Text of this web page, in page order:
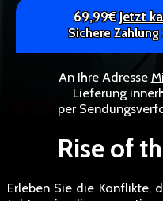
69,99€Jetzt
Sichere
An Ihre Adresse
Lieferung
per
Rise of
Erleben Sie die Konflikte,